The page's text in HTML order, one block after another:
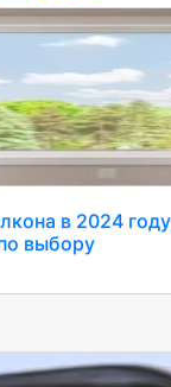
в 2024
выбору